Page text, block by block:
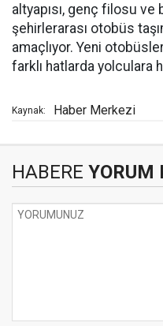
altyapısı, genç filosu
şehirlerarası otobüs
amaçlıyor. Yeni
farklı hatlarda yolculara
Kaynak: Haber Merkezi
HABERE YORUM